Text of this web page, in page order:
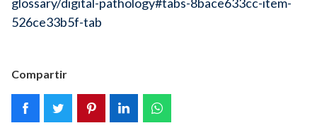
glossary/digital-pathology#tabs-8bace633cc-item-
526ce33b5f-tab
Compartir